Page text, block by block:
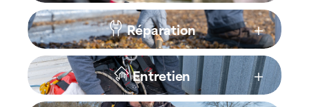
Réparation
Entretien